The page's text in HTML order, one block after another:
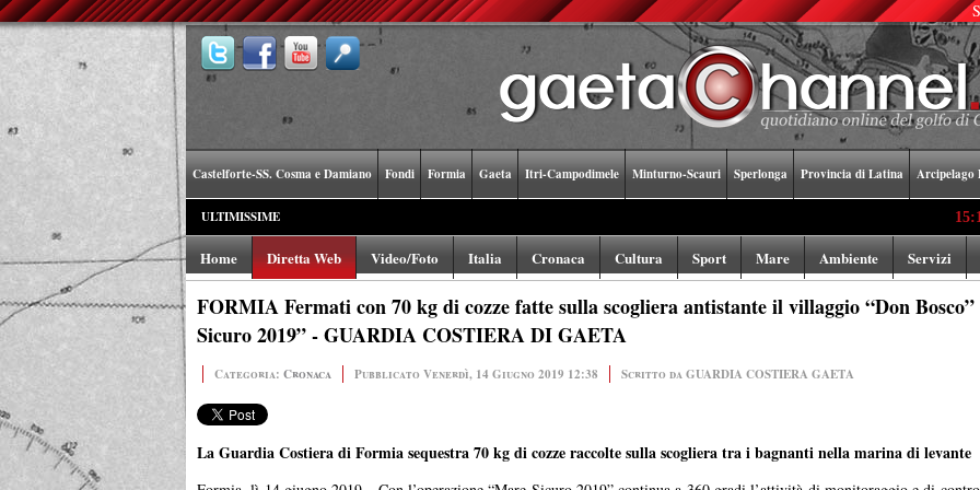
Castelforte-SS. Cosma e Damiano Fondi Formia Gaeta Itri-Campodimele Minturno-Scauri Sperlonga Provincia di Latina Arcipelago
ULTIMISSIME La
Home Diretta Web Video/Foto Italia Cronaca Cultura Sport Mare Ambiente Servizi
FORMIA Fermati con 70 kg di cozze fatte sulla scogliera antistante il villaggio “Don
Sicuro 2019” - GUARDIA COSTIERA DI GAETA
Categoria: Cronaca Pubblicato Venerdì, 14 Giugno 2019 12:38 Scritto da GUARDIA COSTIERA GAETA
La Guardia Costiera di Formia sequestra 70 kg di cozze raccolte sulla scogliera tra i bagnanti nella marina di levante